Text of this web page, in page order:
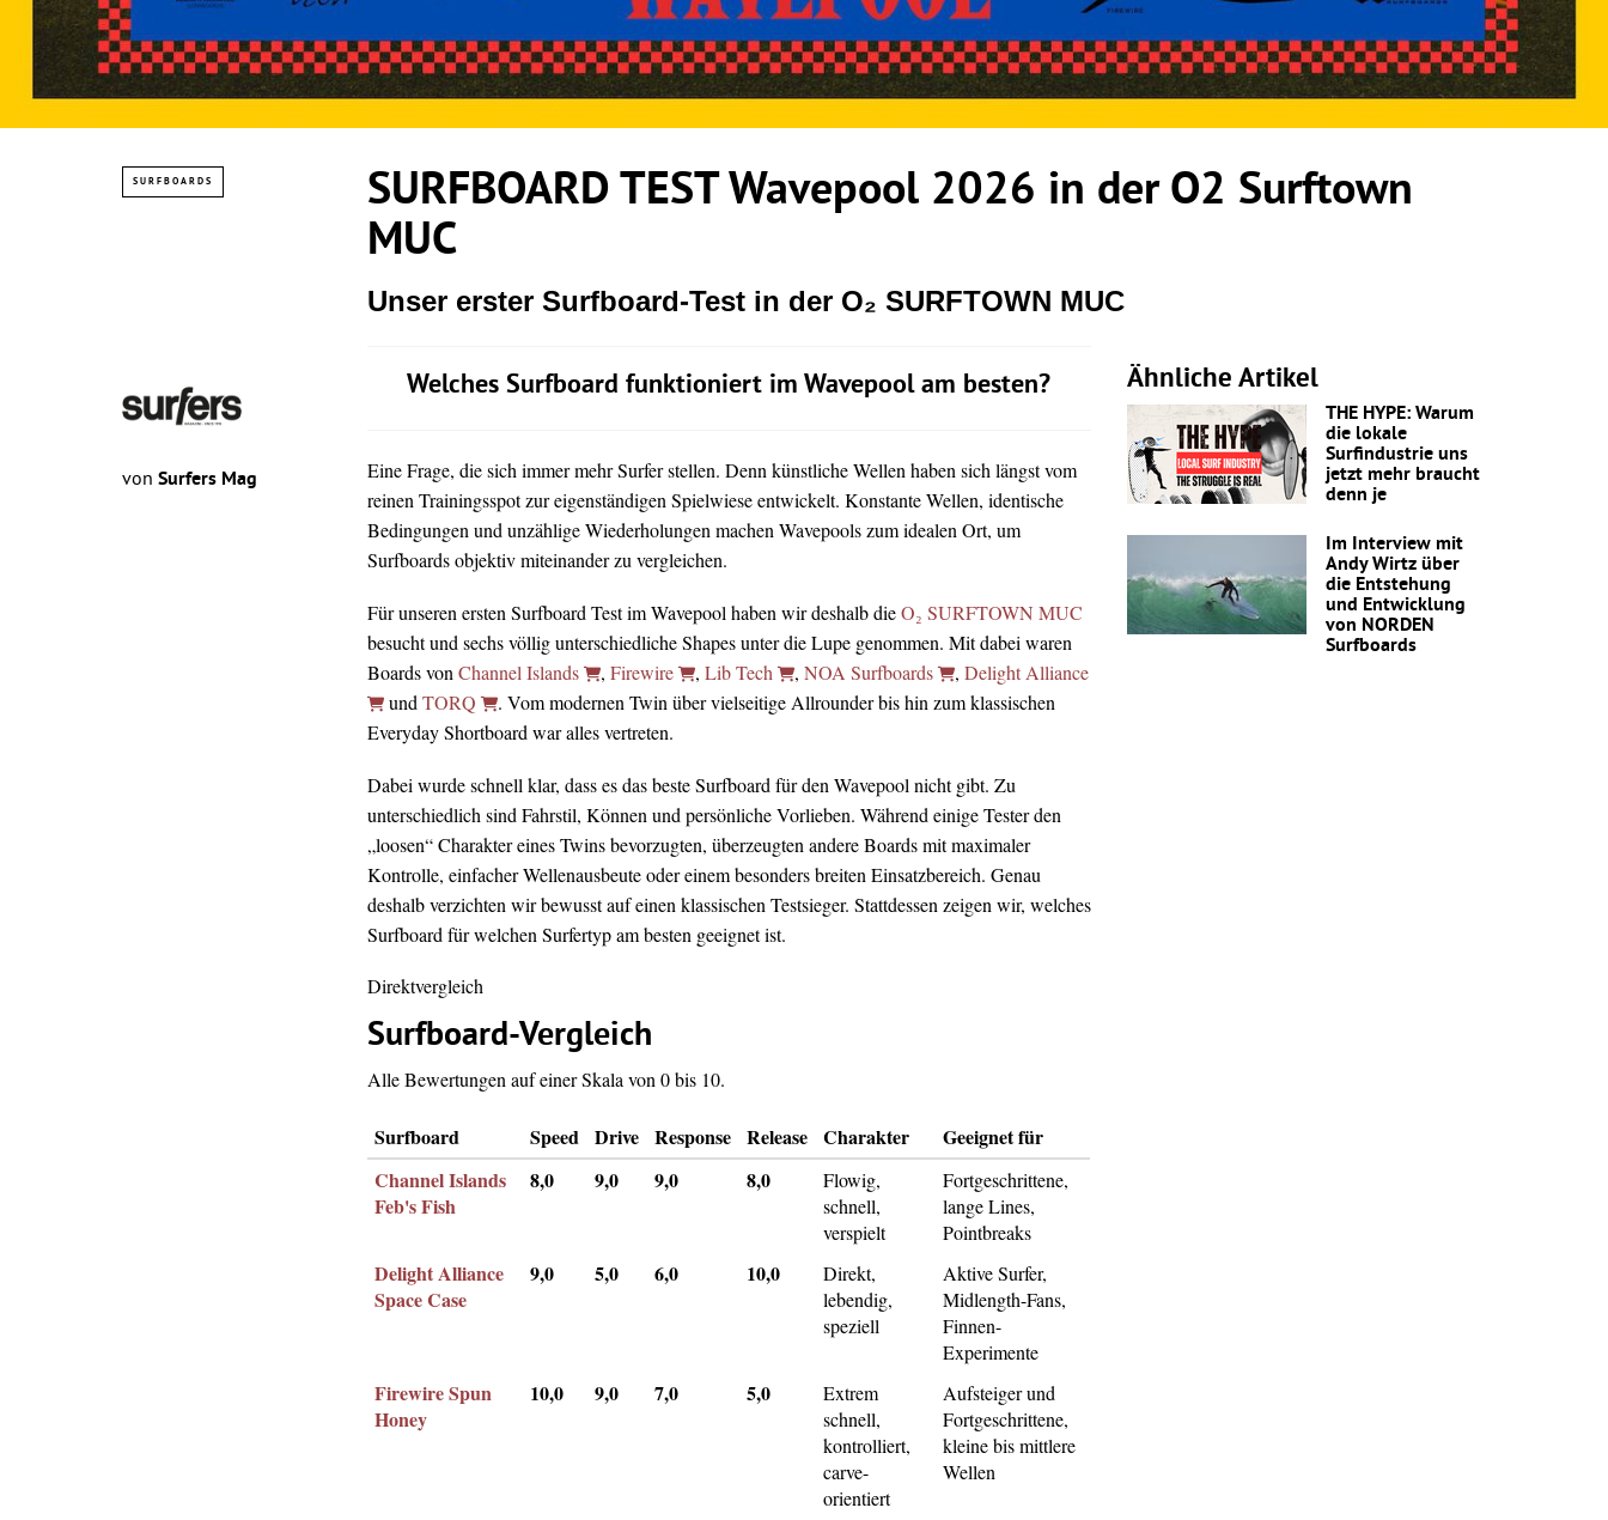
SURFBOARDS
SURFBOARD TEST Wavepool 2026 in der O2 Surftown
MUC
Unser erster Surfboard-Test in der O₂ SURFTOWN MUC
von Surfers Mag
Welches Surfboard funktioniert im Wavepool am besten?
Eine Frage, die sich immer mehr Surfer stellen. Denn künstliche Wellen haben sich längst vom
reinen Trainingsspot zur eigenständigen Spielwiese entwickelt. Konstante Wellen, identische
Bedingungen und unzählige Wiederholungen machen Wavepools zum idealen Ort, um
Surfboards objektiv miteinander zu vergleichen.
Für unseren ersten Surfboard Test im Wavepool haben wir deshalb dieO₂ SURFTOWN MUC
besucht und sechs völlig unterschiedliche Shapes unter die Lupe genommen. Mit dabei waren
Boards von Channel Islands , Firewire , Lib Tech , NOA Surfboards , Delight Alliance
und TORQ
. Vom modernen Twin über vielseitige Allrounder bis hin zum klassischen
Everyday Shortboard war alles vertreten.
Dabei wurde schnell klar, dass es das beste Surfboard für den Wavepool nicht gibt. Zu
unterschiedlich sind Fahrstil, Können und persönliche Vorlieben. Während einige Tester den
„loosen“ Charakter eines Twins bevorzugten, überzeugten andere Boards mit maximaler
Kontrolle, einfacher Wellenausbeute oder einem besonders breiten Einsatzbereich. Genau
deshalb verzichten wir bewusst auf einen klassischen Testsieger. Stattdessen zeigen wir, welches
Surfboard für welchen Surfertyp am besten geeignet ist.
Direktvergleich
Surfboard-Vergleich
Alle Bewertungen auf einer Skala von 0 bis 10.
Surfboard Speed Drive Response Release Charakter
Geeignet für
Channel Islands
Feb's Fish
8,0 9,0 9,0 8,0
Flowig,
schnell,
verspielt
Fortgeschrittene,
lange Lines,
Pointbreaks
Delight Alliance
Space Case
9,0 5,0 6,0 10,0
Direkt,
lebendig,
speziell
Aktive Surfer,
Midlength-Fans,
Finnen-
Experimente
Firewire Spun
Honey
10,0 9,0 7,0 5,0
Extrem
schnell,
kontrolliert,
carve-
orientiert
Aufsteiger und
Fortgeschrittene,
kleine bis mittlere
Wellen
Ähnliche Artikel
THE HYPE: Warum
die lokale
Surfindustrie uns
jetzt mehr braucht
denn je
Im Interview mit
Andy Wirtz über
die Entstehung
und Entwicklung
von NORDEN
Surfboards